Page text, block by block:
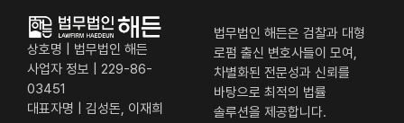
상호명 | 법무법인 해든
사업자 정보 | 229-86-
03451
대표자명 | 김성돈, 이재희
법무법인 해든은 검찰과 대형
로펌 출신 변호사들이 모여,
차별화된 전문성과 신뢰를
바탕으로 최적의 법률
솔루션을 제공합니다.